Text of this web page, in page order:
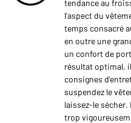
tendance au
l'aspect du
temps consacré
en outre une
un confort de
résultat optimal,
consignes
suspendez le
laissez-le
trop